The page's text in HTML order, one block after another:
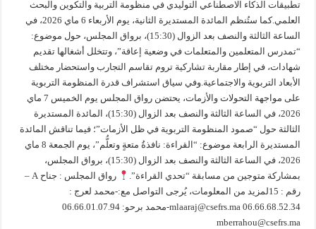
تطبيقات الذكاء الاصطناعي التوليدي في منظومة التربية والتكوين والبحث
العلمي.كما ستُنظم المائدة المستديرة الثانية، يوم الأربعاء 6 ماي 2026، في
الساعة الثالثة والنصف بعد الزوال (15:30)، برواق المجلس، حول موضوع:
“تمدرس المتعلمين والمتعلمات في وضعية إعاقة”، وتتخلل أشغالها تقديم
شهادات، في إطار مقاربة تشاركية تروم تقاسم التجارب واستحضار مختلف
الأبعاد التربوية والاجتماعية.وفي سياق استشراف قدرة المنظومة التربوية
على مواجهة التحولات والأزمات، يحتضن رواق المجلس يوم الخميس 7 ماي
2026، في الساعة الثالثة والنصف بعد الزوال (15:30)، المائدة المستديرة
الثالثة حول “صمود المنظومة التربوية في ظل الأزمات”؛ فيما تناقش المائدة
المستديرة الرابعة موضوع: “القراءة: نافذةُ متعةٍ وتعلُّم”، يوم الجمعة 8 ماي
2026، في الساعة الثالثة والنصف بعد الزوال (15:30)، برواق المجلس،
بمشاركة متوجين من مسابقة “تحدي القراءة”.
رواق المجلس : جناح A –
رقم : 15لمزيد من المعلومات، يُرجى التواصل مع:-محمد لعرج :
06.66.68.52.34 mlaaraj@csefrs.ma-محمد برحو: 06.66.01.07.94
mberrahou@csefrs.ma